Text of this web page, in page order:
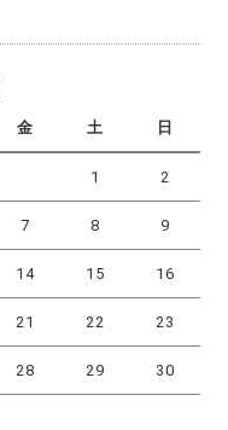
金 土 日
1 2
7 8 9
14 15 16
21 22 23
28 29 30